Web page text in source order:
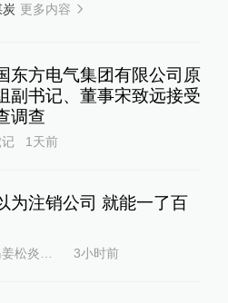
炭 更多内容
东方电气集团有限公司原
副书记、董事宋致远接受
调查
1天前
为注销公司 就能一了百
3小时前